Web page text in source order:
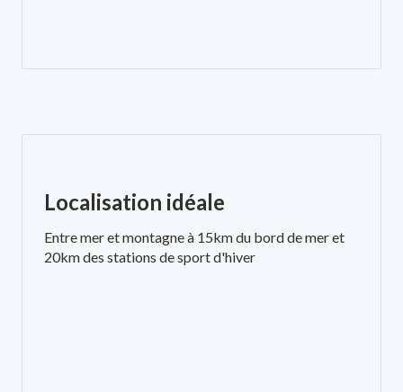
Localisation idéale
Entre mer et montagne à 15km du bord de mer et
20km des stations de sport d'hiver